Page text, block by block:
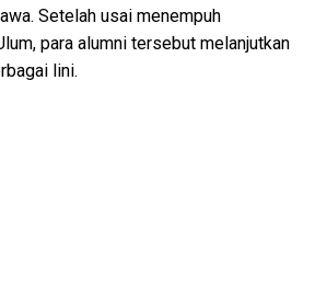
Setelah usai menempuh
para alumni tersebut melanjutkan
lini.